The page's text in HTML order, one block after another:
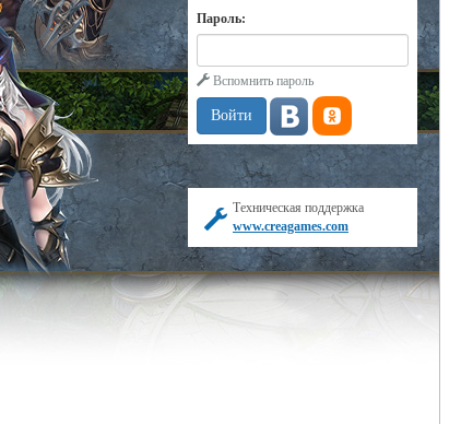
Пароль:
Вспомнить пароль
Техническая поддержка
www.creagames.com